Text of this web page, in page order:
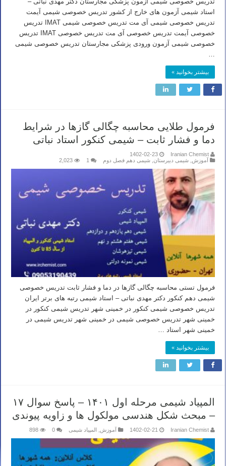
استاد شیمی آزمون های خارج از کشور تدریس خصوصی شیمی آیمت
تدریس خصوصی شیمی آی مت تدریس خصوصی شیمی IMAT تدریس
خصوصی آیمت تدریس خصوصی آی مت تدریس خصوصی IMAT تدریس
خصوصی شیمی آزمون ورودی پزشکی مجارستان تدریس خصوصی شیمی
بیشتر بخوانید »
فرمول طلایی محاسبه چگالی گازها در شرایط
دما و فشار ثابت – شیمی کنکور استاد نباتی
Iranian Chemist
1402-02-23
آموزش شیمی دبیرستان شیمی دهم فصل دوم 1
2,023
فرمول تستی محاسبه چگالی گازها در دما و فشار ثابت تدریس خصوصی
شیمی دهم کنکور دکتر مهدی نباتی – استاد شیمی رتبه های برتر ایران
تدریس خصوصی شیمی کنکور در خمینی شهر تدریس شیمی کنکور در
خمینی شهر تدریس خصوصی شیمی در خمینی شهر تدریس شیمی در
خمینی شهر استاد …
بیشتر بخوانید »
المپیاد شیمی مرحله اول ۱۴۰۱ – پاسخ سوال ۱۷
– مبحث شکل هندسی مولکول ها و زاویه پیوندی
Iranian Chemist
1402-02-21 آموزش المپیاد شیمی 0
898